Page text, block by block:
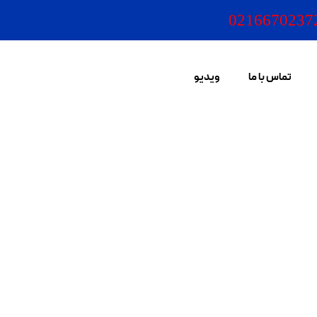
تماس با ما ویدیو